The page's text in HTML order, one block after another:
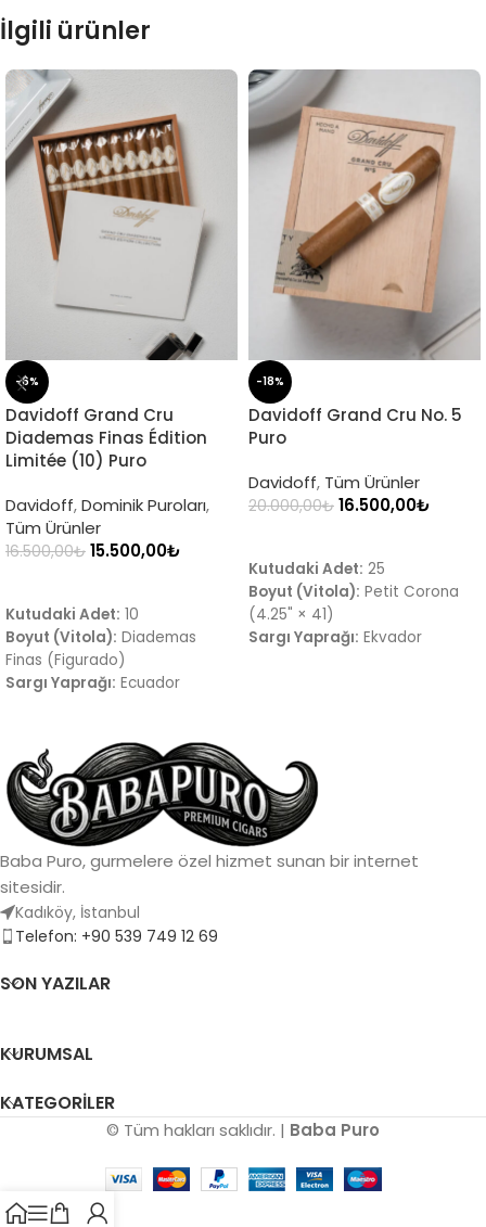
İlgili ürünler
-6%
Davidoff Grand Cru
Diademas Finas Édition
Limitée (10) Puro
Davidoff,Dominik Puroları,
Tüm Ürünler
16.500,00₺ 15.500,00₺
Kutudaki Adet: 10
Boyut (Vitola): Diademas
Finas (Figurado)
Sargı Yaprağı: Ecuador
meşe, tatlı baharatlar ve
kremsi doku
Menşei:Dominik Cumhuriyeti
-18%
Davidoff Grand Cru No. 5
Puro
Davidoff, Tüm Ürünler
20.000,00₺ 16.500,00₺
Kutudaki Adet: 25
Boyut (Vitola): Petit Corona
(4.25" × 41)
Sargı Yaprağı: Ekvador
bitiş
Menşei:Dominik Cumhuriyeti
Baba Puro, gurmelere özel hizmet sunan bir internet
sitesidir.
Kadıköy, İstanbul
Telefon: +90 539 749 12 69
SON YAZILAR
KURUMSAL
KATEGORILER
© Tüm hakları saklıdır. | Baba Puro